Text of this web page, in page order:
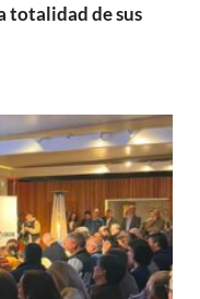
totalidad de sus